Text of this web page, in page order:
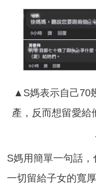
▲S媽表示自己70
產，反而想留愛給
S媽用簡單一句話
一切留給子女的寬